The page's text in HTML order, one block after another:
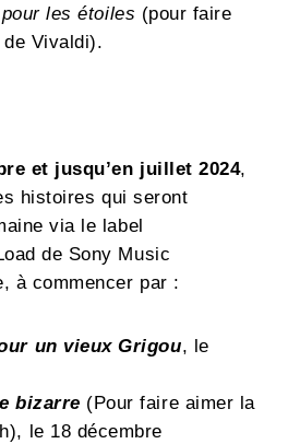
les étoiles (pour faire
Vivaldi).
et jusqu’en juillet 2024,
histoires qui seront
via le label
de Sony Music
à commencer par :
un vieux Grigou, le
bizarre (Pour faire aimer la
le 18 décembre